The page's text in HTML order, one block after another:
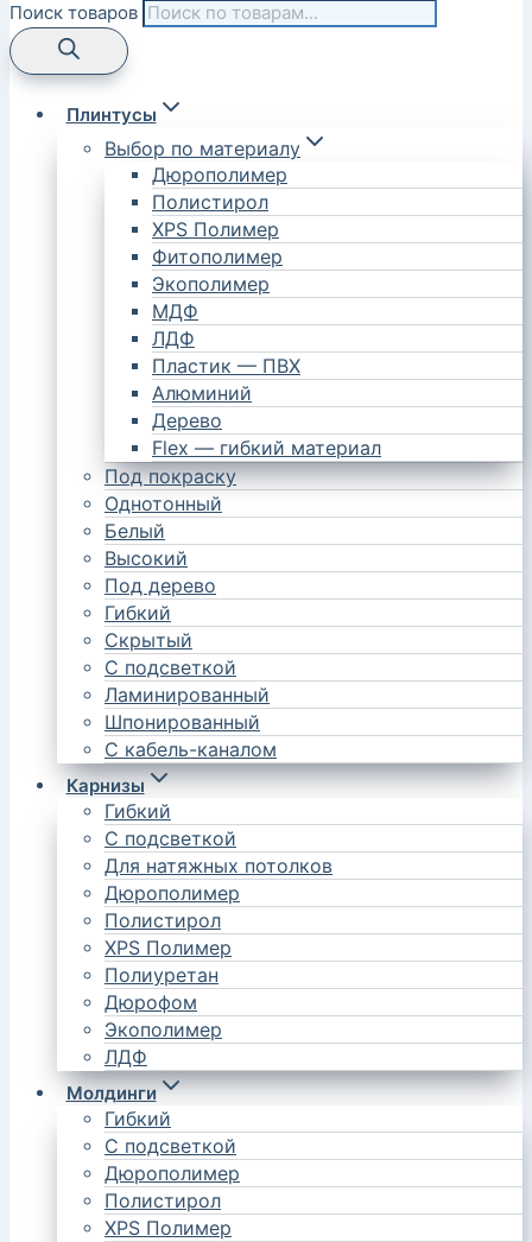
Поиск товаров
Плинтусы
Выбор по материалу
Дюрополимер
Полистирол
XPS Полимер
Фитополимер
Экополимер
МДФ
ЛДФ
Пластик — ПВХ
Алюминий
Дерево
Flex — гибкий материал
Под покраску
Однотонный
Белый
Высокий
Под дерево
Гибкий
Скрытый
С подсветкой
Ламинированный
Шпонированный
С кабель-каналом
Карнизы
Гибкий
С подсветкой
Для натяжных потолков
Дюрополимер
Полистирол
XPS Полимер
Полиуретан
Дюрофом
Экополимер
ЛДФ
Молдинги
Гибкий
С подсветкой
Дюрополимер
Полистирол
XPS Полимер